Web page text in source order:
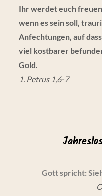
Ihr werdet euch
wenn es sein soll,
Anfechtungen, auf
viel kostbarer
Gold.
1. Petrus 1,6-7
Gott spricht: